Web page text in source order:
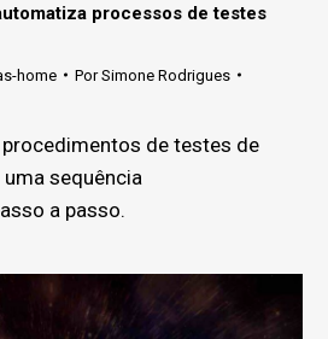
processos de testes
home PorSimone Rodrigues
de testes de
sequência
a passo.